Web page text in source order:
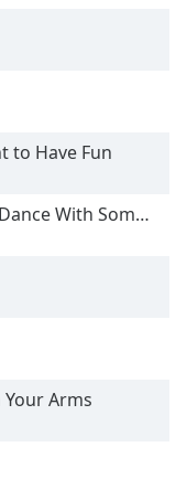
to Have Fun
With Somebody
Your Arms